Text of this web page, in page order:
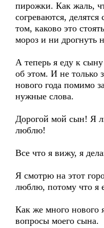
пирожки. Как жаль,
согреваются,
том, каково это
мороз и ни дрогнуть
А теперь я еду к
об этом. И не только
нового года помимо
нужные слова.
Дорогой мой сын! Я
люблю!
Все что я вижу, я
Я смотрю на этот
люблю, потому что я
Как же много нового
вопросы моего сына.